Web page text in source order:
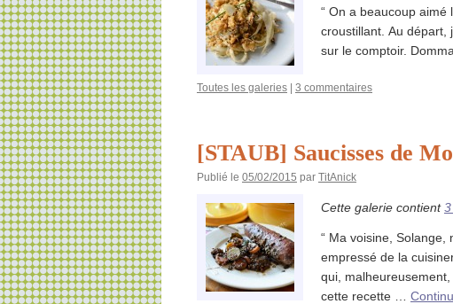
“ On a beaucoup aimé
croustillant. Au départ,
sur le comptoir.
Toutes les galeries 3 commentaires
[STAUB] Saucisses de
Publié le 05/02/2015 par TitAnick
Cette galerie contient
“ Ma voisine, Solange,
empressé de la
qui, malheureusement,
cette recette …